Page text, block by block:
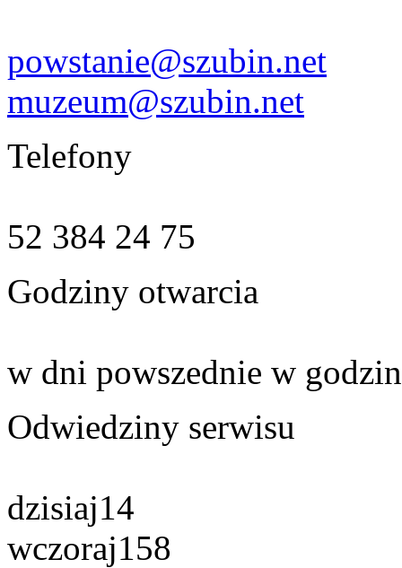
powstanie@szubin.net
muzeum@szubin.net
Telefony
52 384 24 75
Godziny otwarcia
w dni powszednie w
Odwiedziny serwisu
dzisiaj14
wczoraj158